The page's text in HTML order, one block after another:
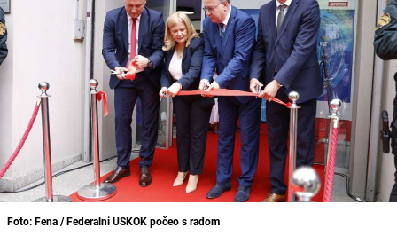
Foto: Fena / Federalni USKOK počeo s radom